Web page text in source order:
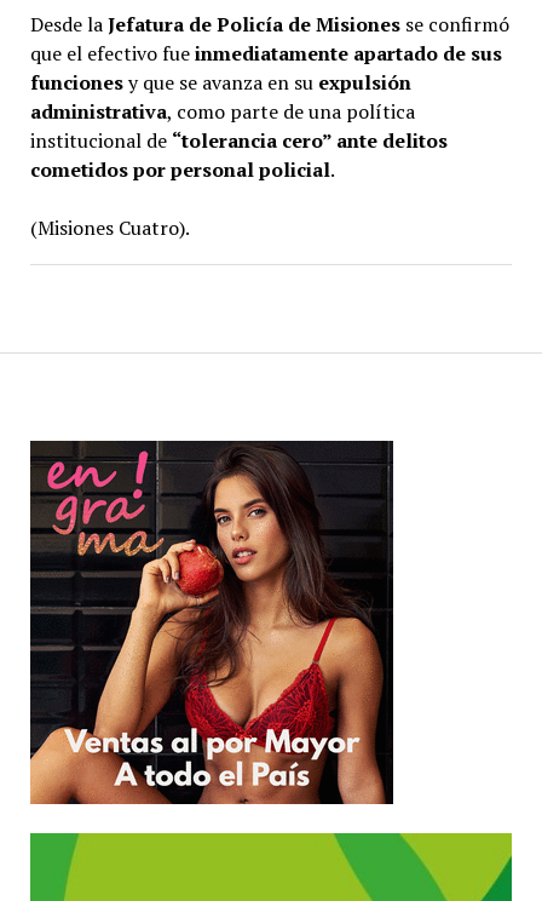
Desde laJefatura de Policía de Misionesse confirmó
que el efectivo fueinmediatamente apartado de sus
funcionesy que se avanza en su expulsión
administrativa, como parte de una política
institucional de “tolerancia cero” ante delitos
cometidos por personal policial.
(Misiones Cuatro).